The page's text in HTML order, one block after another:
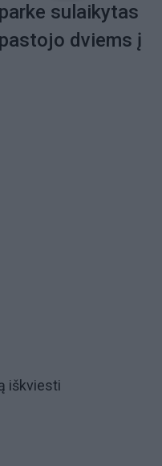
sulaikytas
dviems į
iškviesti